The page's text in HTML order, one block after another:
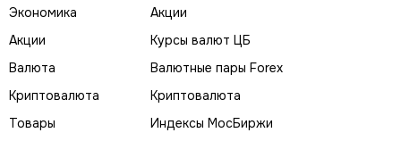
Экономика
Акции
Валюта
Криптовалюта
Товары
Акции
Курсы валют ЦБ
Валютные пары Forex
Криптовалюта
Индексы МосБиржи